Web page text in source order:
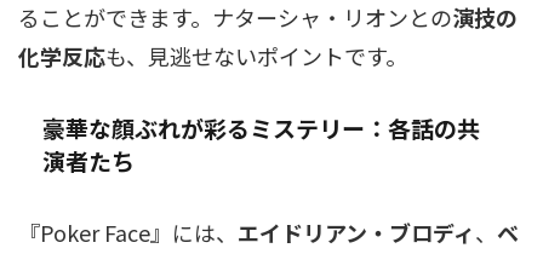
ることができます。ナターシャ・リオンとの演技の
化学反応も、見逃せないポイントです。
豪華な顔ぶれが彩るミステリー：各話の共
演者たち
『Poker Face』には、 エイドリアン・ブロディ、 ベ